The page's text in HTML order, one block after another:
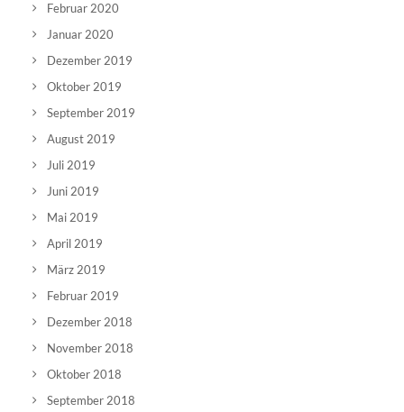
Februar 2020
Januar 2020
Dezember 2019
Oktober 2019
September 2019
August 2019
Juli 2019
Juni 2019
Mai 2019
April 2019
März 2019
Februar 2019
Dezember 2018
November 2018
Oktober 2018
September 2018